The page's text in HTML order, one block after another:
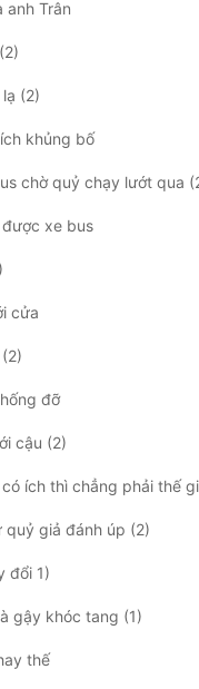
anh Trân
(2)
khủng bố
chờ quỷ chạy lướt qua
xe bus
cửa
đỡ
cậu (2)
quỷ giả đánh úp (2)
đổi 1)
gậy khóc tang (1)
thế